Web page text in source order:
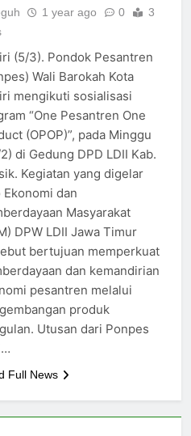
1 year ago 0
3
(5/3). Pondok Pesantren
Wali Barokah Kota
mengikuti sosialisasi
“One Pesantren One
(OPOP)”, pada Minggu
di Gedung DPD LDII Kab.
Kegiatan yang digelar
Ekonomi dan
Masyarakat
DPW LDII Jawa Timur
bertujuan memperkuat
dan kemandirian
pesantren melalui
produk
Utusan dari Ponpes
Full News